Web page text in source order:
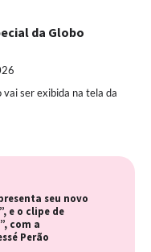
da Globo
vai ser exibida na tela da
seu novo
e o clipe de
com a
Perão